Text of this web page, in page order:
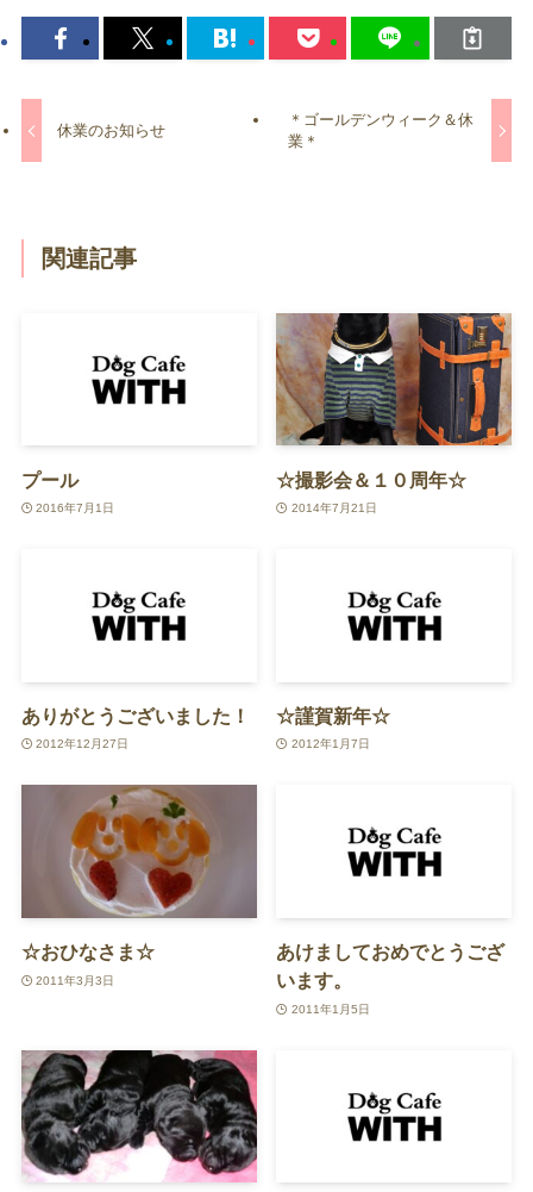
休業のお知らせ
＊ゴールデンウィーク＆休
業＊
関連記事
プール
2016年7月1日
☆撮影会＆１０周年☆
2014年7月21日
ありがとうございました！
2012年12月27日
☆謹賀新年☆
2012年1月7日
☆おひなさま☆
2011年3月3日
あけましておめでとうござ
います。
2011年1月5日